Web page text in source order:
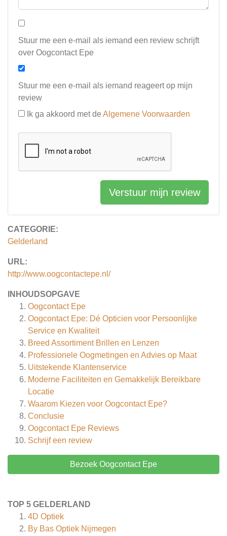
CATEGORIE:
Gelderland
URL:
http://www.oogcontactepe.nl/
INHOUDSOPGAVE
Oogcontact Epe
Oogcontact Epe: Dé Opticien voor Persoonlijke
Service en Kwaliteit
Breed Assortiment Brillen en Lenzen
Professionele Oogmetingen en Advies op Maat
Uitstekende Klantenservice
Moderne Faciliteiten en Gemakkelijk Bereikbare
Locatie
Waarom Kiezen voor Oogcontact Epe?
Conclusie
Oogcontact Epe Reviews
Schrijf een review
Bezoek Oogcontact Epe
TOP 5 GELDERLAND
4D Optiek
By Bas Optiek Nijmegen
Stuur me een e-mail als iemand een review schrijft
over Oogcontact Epe
Stuur me een e-mail als iemand reageert op mijn
review
Ik ga akkoord met de Algemene Voorwaarden
Verstuur mijn review